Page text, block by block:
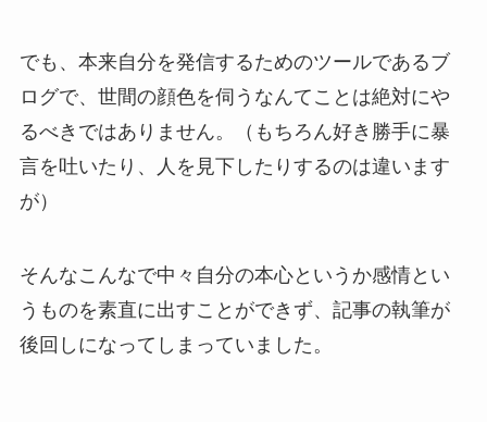
でも、本来自分を発信するためのツールであるブ
ログで、世間の顔色を伺うなんてことは絶対にや
るべきではありません。（もちろん好き勝手に暴
言を吐いたり、人を見下したりするのは違います
が）
そんなこんなで中々自分の本心というか感情とい
うものを素直に出すことができず、記事の執筆が
後回しになってしまっていました。